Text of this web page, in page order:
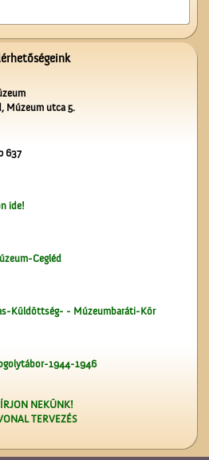
Dózsa György
Kollégium diákjai
színjátszók
katolikus
Múzeum utca 5.
637
ide!
Cegléd
Küldöttség- - Múzeumbaráti-Kör
1944-1946
NEKÜNK!
TERVEZÉS